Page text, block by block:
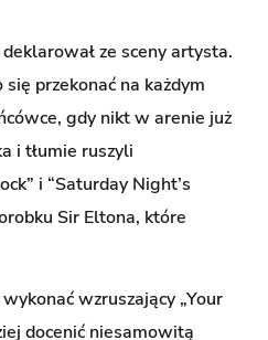
ze sceny artysta.
przekonać na każdym
gdy nikt w arenie już
i tłumie ruszyli
i “Saturday Night’s
Sir Eltona, które
wzruszający „Your
docenić niesamowitą